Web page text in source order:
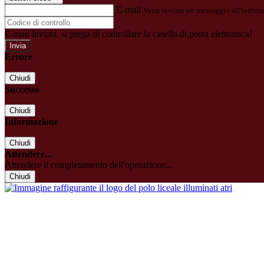
E-mail Verrà inviato un messaggio
E-mail inviata, si prega di controllare la casella di posta elettronica!
Errore
Chiudi
Successo
Chiudi
Informazione
Chiudi
Attendere...
Attendere il completamento dell'operazione...
Chiudi